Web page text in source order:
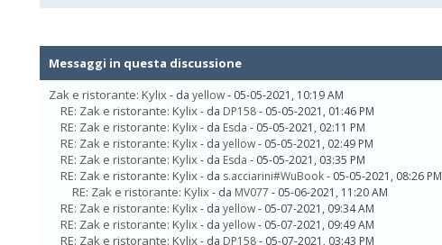
Messaggi in questa discussione
Zak e ristorante: Kylix- da yellow- 05-05-2021, 10:19 AM
RE: Zak e ristorante: Kylix- da DP158- 05-05-2021, 01:46 PM
RE: Zak e ristorante: Kylix- da Esda - 05-05-2021, 02:11 PM
RE: Zak e ristorante: Kylix- da yellow- 05-05-2021, 02:49 PM
RE: Zak e ristorante: Kylix- da Esda - 05-05-2021, 03:35 PM
RE: Zak e ristorante: Kylix- da s.acciarini#WuBook- 05-05-2021, 08:26 PM
RE: Zak e ristorante: Kylix- da MV077 - 05-06-2021, 11:20 AM
RE: Zak e ristorante: Kylix- da yellow- 05-07-2021, 09:34 AM
RE: Zak e ristorante: Kylix- da yellow- 05-07-2021, 09:49 AM
RE: Zak e ristorante: Kylix- da DP158- 05-07-2021, 03:43 PM